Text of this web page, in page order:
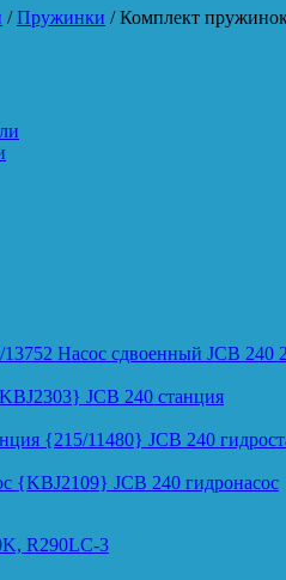
/Пружинки / Комплект
Насос сдвоенный JCB 240
JCB 240 станция
{215/11480} JCB 240
{KBJ2109} JCB 240 гидронасос